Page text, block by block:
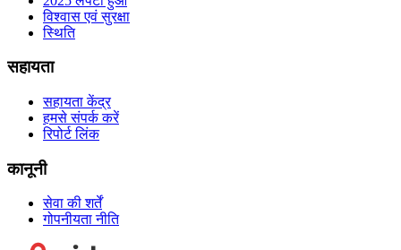
विश्वास एवं सुरक्षा
स्थिति
सहायता
सहायता केंद्र
हमसे संपर्क करें
रिपोर्ट लिंक
कानूनी
सेवा की शर्तें
गोपनीयता नीति